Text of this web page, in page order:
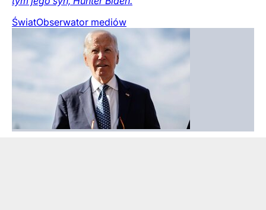
ŚwiatObserwator mediów